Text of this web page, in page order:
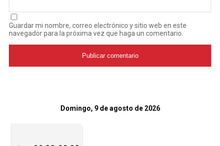
Guardar mi nombre, correo electrónico y sitio web en este
navegador para la próxima vez que haga un comentario.
Domingo, 9 de agosto de 2026